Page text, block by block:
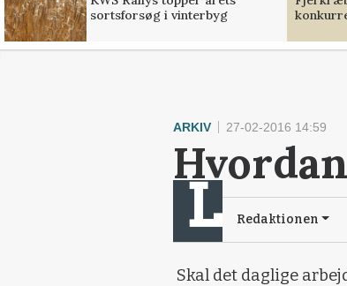
sortsforsøg i vinterbyg
ARKIV 27-02-2016 14:59
Redaktionen
Skal det daglige